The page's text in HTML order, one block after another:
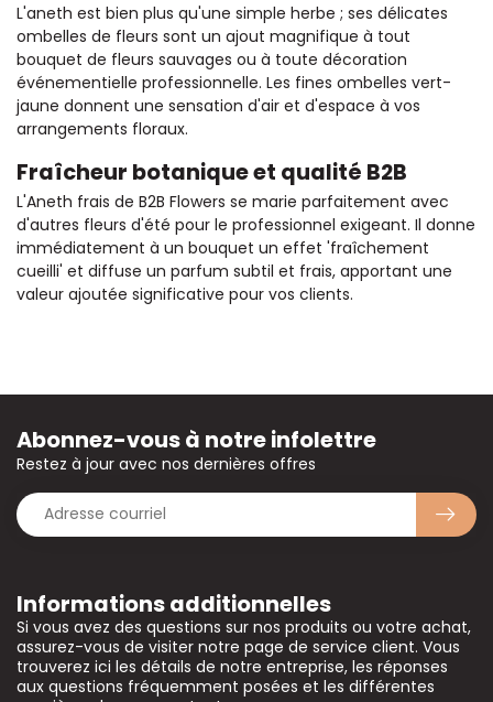
L'aneth est bien plus qu'une simple herbe ; ses délicates
ombelles de fleurs sont un ajout magnifique à tout
bouquet de fleurs sauvages ou à toute décoration
événementielle professionnelle. Les fines ombelles vert-
jaune donnent une sensation d'air et d'espace à vos
arrangements floraux.
Fraîcheur botanique et qualité B2B
L'Aneth frais de B2B Flowers se marie parfaitement avec
d'autres fleurs d'été pour le professionnel exigeant. Il donne
immédiatement à un bouquet un effet 'fraîchement
cueilli' et diffuse un parfum subtil et frais, apportant une
valeur ajoutée significative pour vos clients.
Informations additionnelles
Si vous avez des questions sur nos produits ou votre achat,
assurez-vous de visiter notre page de service client. Vous
trouverez ici les détails de notre entreprise, les réponses
aux questions fréquemment posées et les différentes
Abonnez-vous à notre infolettre
Restez à jour avec nos dernières offres